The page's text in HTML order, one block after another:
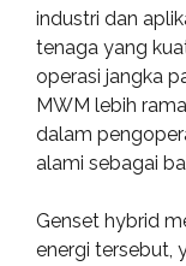
industri dan
tenaga yang
operasi jangka
MWM lebih
dalam
alami sebagai
Genset hybrid
energi tersebut,